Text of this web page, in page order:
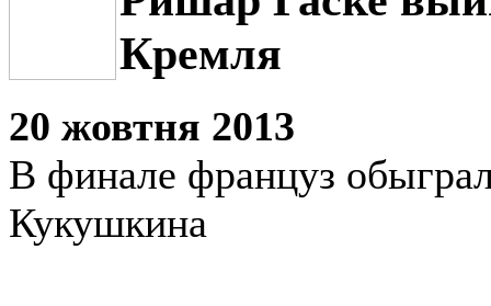
Кремля
20 жовтня 2013
В финале француз
Кукушкина